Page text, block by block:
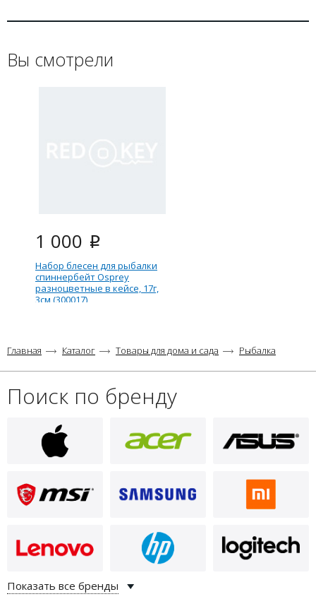
Вы смотрели
1 000 i
Набор блесен для рыбалки
спиннербейт Osprey
разноцветные в кейсе, 17г,
3см (300017)
Главная Каталог Товары для дома и сада Рыбалка
Поиск по бренду
Показать все бренды